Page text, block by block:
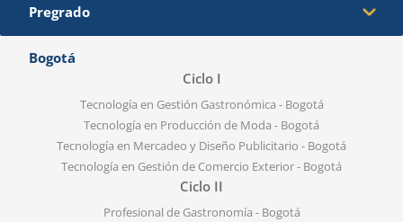
Pregrado
Bogotá
Ciclo I
Tecnología en Gestión Gastronómica - Bogotá
Tecnología en Producción de Moda - Bogotá
Tecnología en Mercadeo y Diseño Publicitario - Bogotá
Tecnología en Gestión de Comercio Exterior - Bogotá
Ciclo II
Profesional de Gastronomía - Bogotá